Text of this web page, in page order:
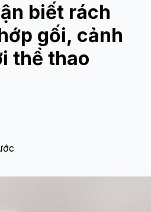
biết rách
gối, cảnh
thể thao